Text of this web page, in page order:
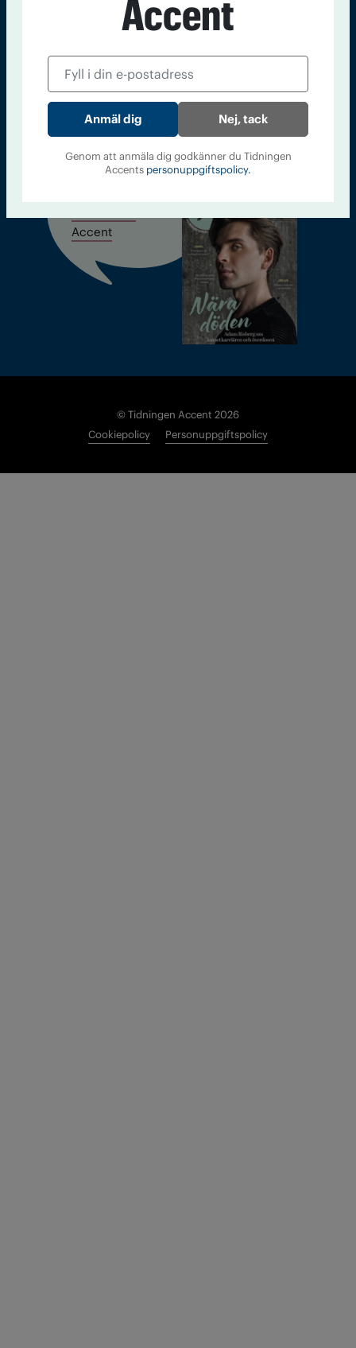
accent@iogt.se
Chefredaktör och ansvarig utgivare: Barbro Janson Lundkvist,
Om Tidningen Tidningsarkiv In English
Accent
© Tidningen Accent 2026
Cookiepolicy
Personuppgiftspolicy
Accent
Nej, tack
Genom att anmäla dig godkänner du Tidningen
Accents personuppgiftspolicy.